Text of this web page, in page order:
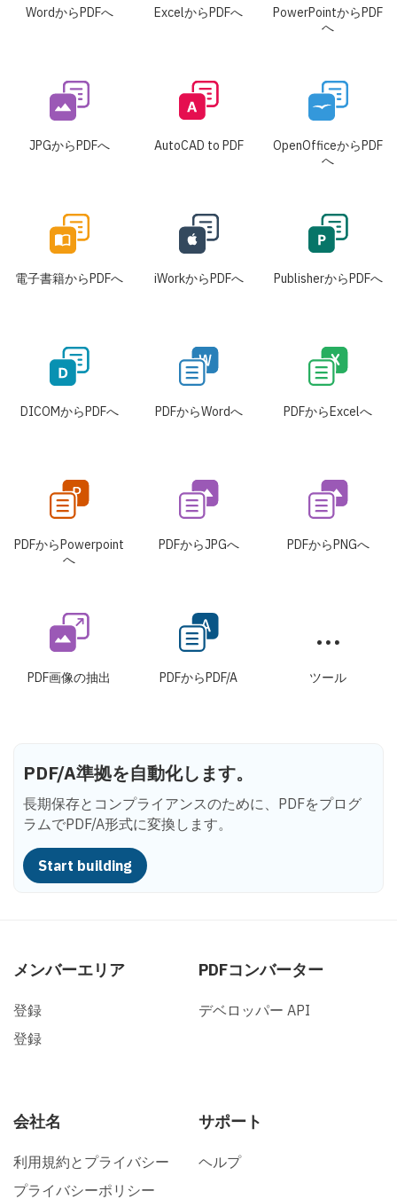
WordからPDFへ ExcelからPDFへ
PowerPointからPDF
へ
JPGからPDFへ AutoCAD to PDF
OpenOfficeからPDF
へ
電子書籍からPDFへ iWorkからPDFへ PublisherからPDFへ
DICOMからPDFへ PDFからWordへ PDFからExcelへ
PDFからPowerpoint
へ
PDFからJPGへ PDFからPNGへ
PDF画像の抽出 PDFからPDF/A ツール
PDF/A準拠を自動化します。
長期保存とコンプライアンスのために、PDFをプログ
ラムでPDF/A形式に変換します。
Start building
メンバーエリア
登録
登録
PDFコンバーター
デベロッパー API
会社名
利用規約とプライバシー
プライバシーポリシー
サポート
ヘルプ